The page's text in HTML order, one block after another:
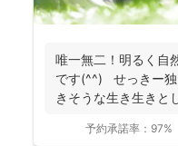
唯一無二！明るく自
です(^^) せっきー独
きそうな生き生きと
予約承諾率： 97%